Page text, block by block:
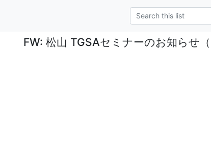
FW: 松山 TGSAセミナーのお知らせ（